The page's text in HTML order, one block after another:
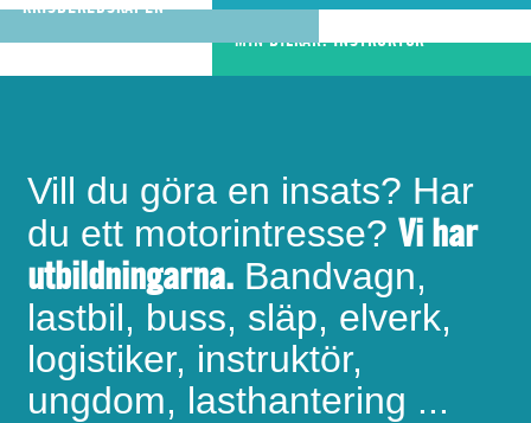
KRISBEREDSKAPEN
MIN BILKÅR: INSTRUKTÖR
Vill du göra en insats? Har
du ett motorintresse? Vi har
utbildningarna. Bandvagn,
lastbil, buss, släp, elverk,
logistiker, instruktör,
ungdom, lasthantering ...